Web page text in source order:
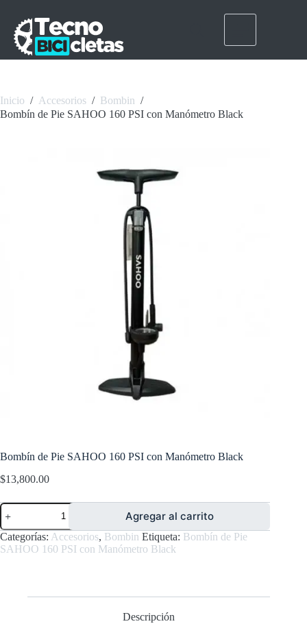
contenido
Inicio / Accesorios / Bombin /
Bombín de Pie SAHOO 160 PSI con Manómetro Black
Bombín de Pie SAHOO 160 PSI con Manómetro Black
$13,800.00
Bombín
de
Pie
SAHOO
160
Agregar al carrito
Categorías: Accesorios, Bombin Etiqueta: Bombín de Pie
SAHOO 160 PSI con Manómetro Black
Descripción